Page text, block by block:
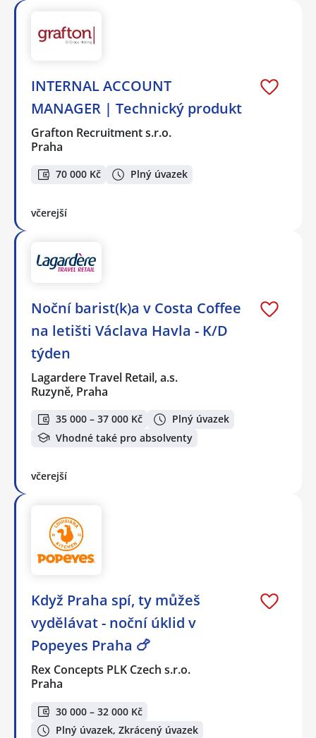
INTERNAL ACCOUNT
MANAGER | Technický produkt
Grafton Recruitment s.r.o.
Praha
70 000 Kč Plný úvazek
včerejší
Noční barist(k)a v Costa Coffee
na letišti Václava Havla - K/D
týden
Lagardere Travel Retail, a.s.
Ruzyně, Praha
35 000 – 37 000 Kč
Plný úvazek
Vhodné také pro absolventy
včerejší
Když Praha spí, ty můžeš
vydělávat - noční úklid v
Popeyes Praha 🍗
Rex Concepts PLK Czech s.r.o.
Praha
30 000 – 32 000 Kč
Plný úvazek, Zkrácený úvazek